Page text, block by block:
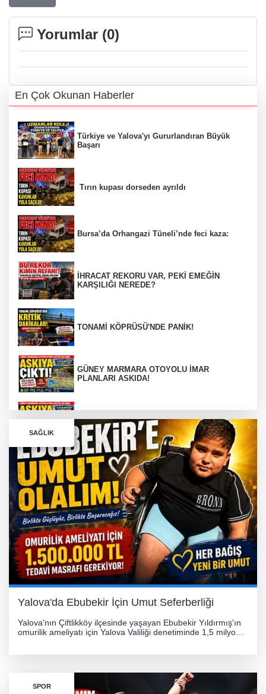
Yorumlar (0)
En Çok Okunan Haberler
Türkiye ve Yalova'yı Gururlandıran Büyük
Başarı
Tırın kupası dorseden ayrıldı
Bursa’da Orhangazi Tüneli’nde feci kaza:
İHRACAT REKORU VAR, PEKİ EMEĞİN
KARŞILIĞI NEREDE?
TONAMİ KÖPRÜSÜ'NDE PANİK!
GÜNEY MARMARA OTOYOLU İMAR
PLANLARI ASKIDA!
PLANLARI ASKIDA!
256 PARÇA ESER ELE GEÇİRİLDİ
Görüntüler yapay zekamı ?
Otomobil Hurdaya Döndü
SAĞLIK
Yalova'da Ebubekir İçin Umut Seferberliği
Yalova'nın Çiftlikköy ilçesinde yaşayan Ebubekir Yıldırmış'ın
omurilik ameliyatı için Yalova Valiliği denetiminde 1,5 milyon
SPOR